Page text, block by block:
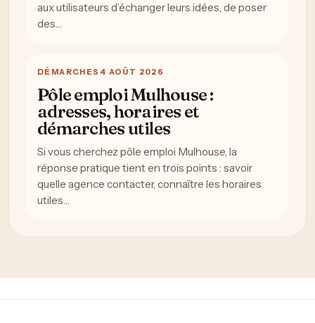
aux utilisateurs d’échanger leurs idées, de poser
des…
DÉMARCHES 4 AOÛT 2026
Pôle emploi Mulhouse :
adresses, horaires et
démarches utiles
Si vous cherchez pôle emploi Mulhouse, la
réponse pratique tient en trois points : savoir
quelle agence contacter, connaître les horaires
utiles…